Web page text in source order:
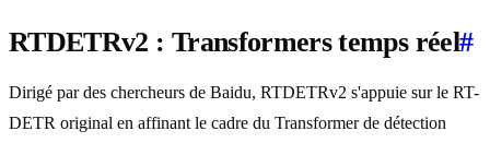
RTDETRv2 : Transformers temps réel#
Dirigé par des chercheurs de Baidu, RTDETRv2 s'appuie sur le RT-
DETR original en affinant le cadre du Transformer de détection